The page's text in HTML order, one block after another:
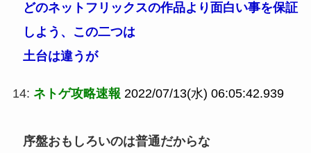
どのネットフリックスの作品より面白い事を保証
しよう、この二つは
土台は違うが
14: ネトゲ攻略速報 2022/07/13(水) 06:05:42.939
序盤おもしろいのは普通だからな